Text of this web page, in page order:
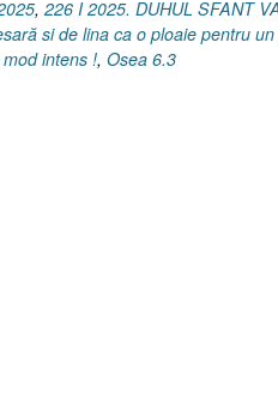
August
2025”
, 226 I 2025. DUHUL SFANT
si de lina ca o ploaie pentru
intens !, Osea 6.3